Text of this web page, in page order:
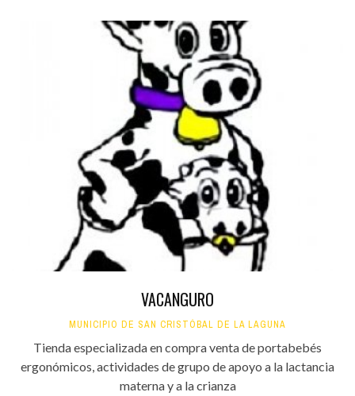
VACANGURO
MUNICIPIO DE SAN CRISTÓBAL DE LA LAGUNA
Tienda especializada en compra venta de portabebés
ergonómicos, actividades de grupo de apoyo a la lactancia
materna y a la crianza